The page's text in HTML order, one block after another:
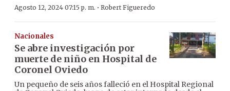
Agosto 12, 2024 07:15 p. m. · Robert Figueredo
Nacionales
Se abre investigación por
muerte de niño en Hospital de
Coronel Oviedo
Un pequeño de seis años falleció en el Hospital Regional